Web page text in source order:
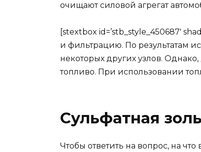
очищают силовой агрегат
[stextbox id=’stb_style_450687′
и фильтрацию. По результатам
некоторых других узлов.
топливо. При использовании
Сульфатная
Чтобы ответить на вопрос, на что